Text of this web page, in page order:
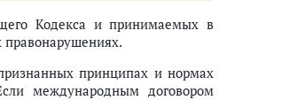
Кодекса и принимаемых в
правонарушениях.
принципах и нормах
международным договором